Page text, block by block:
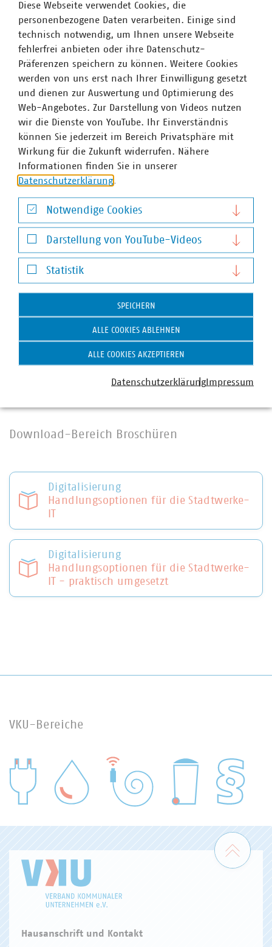
Drittanlagen sowie die Vermarktung von Erzeugern,
Speichern und Verbrauchern.
An dem Projekt sind etwa 20 Mitarbeiter beteiligt, davon
ein Kernteam von vier Mitarbeitern in Vollzeit. Die
Mitarbeiter kommen hauptsächlich aus dem Bereich
Beschaffung/Kurzfristhandel, aber auch die Bereiche
Softwareentwicklung und Vertrieb sind durch Mitarbeiter
vertreten. Die Projekt-Mitarbeiter wurden aus dem
Tagesgeschäft herausgenommen. Bei der Software-
Entwicklung und in der Projektarbeit hat sich HAMBURG
ENERGIE agiler Methoden wie Scrum bedient, um
Entscheidungsfähigkeit bis ganz unten in die Teams
Selbstorganisation, Empowerment und Commitment zu
schnellen Erfolgen und guten Ergebnissen geführt.
Aufgrund dieser positiven Erfahrungen sollen agile
Methoden auch in zukünftigen Projekten verstärkt zur
Anwendung kommen.
Ansprechpartner
Hamburg Energie GmbH
susanne.grabler(at)hamburgenergie(dot)de
Download-Bereich Broschüren
Digitalisierung
Handlungsoptionen für die Stadtwerke-
Digitalisierung
Handlungsoptionen für die Stadtwerke-
IT - praktisch umgesetzt
VKU-Bereiche
WASSER/ABWASSER
Zum
Hausanschrift und Kontakt
Diese Webseite verwendet Cookies, die
personenbezogene Daten verarbeiten. Einige sind
technisch notwendig, um Ihnen unsere Webseite
fehlerfrei anbieten oder ihre Datenschutz-
Präferenzen speichern zu können. Weitere Cookies
werden von uns erst nach Ihrer Einwilligung gesetzt
und dienen zur Auswertung und Optimierung des
Web-Angebotes. Zur Darstellung von Videos nutzen
wir die Dienste von YouTube. Ihr Einverständnis
können Sie jederzeit im Bereich Privatsphäre mit
Wirkung für die Zukunft widerrufen. Nähere
Informationen finden Sie in unserer
Datenschutzerklärung
Notwendige Cookies
Notwendige Cookies
Darstellung von YouTube-Videos
Darstellung von YouTube-Videos
Statistik
Statistik
SPEICHERN
ALLE COOKIES ABLEHNEN
ALLE COOKIES AKZEPTIEREN
DatenschutzerklärungImpressum